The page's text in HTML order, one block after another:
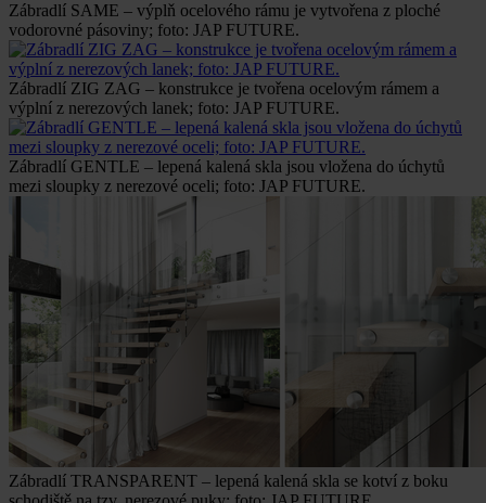
Zábradlí SAME – výplň ocelového rámu je vytvořena z ploché
vodorovné pásoviny; foto: JAP FUTURE.
Zábradlí ZIG ZAG – konstrukce je tvořena ocelovým rámem a
výplní z nerezových lanek; foto: JAP FUTURE.
Zábradlí GENTLE – lepená kalená skla jsou vložena do úchytů
mezi sloupky z nerezové oceli; foto: JAP FUTURE.
Zábradlí TRANSPARENT – lepená kalená skla se kotví z boku